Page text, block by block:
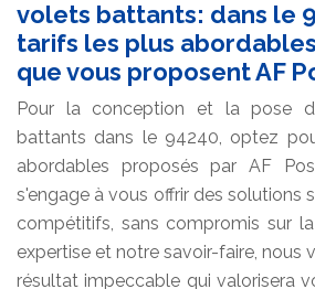
volets battants: dans le
tarifs les plus
que vous proposent AF
Pour la conception et la pose
battants dans le 94240, optez
abordables proposés par AF
s'engage à vous offrir des solutions
compétitifs, sans compromis sur
expertise et notre savoir-faire, nous
résultat impeccable qui valorisera